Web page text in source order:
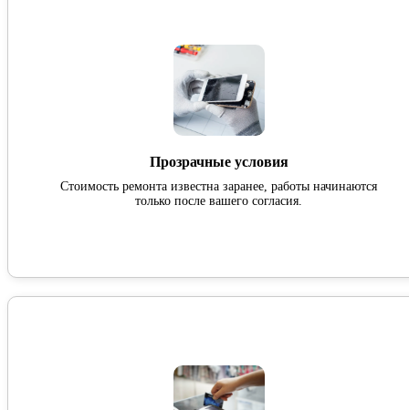
Прозрачные условия
Стоимость ремонта известна заранее, работы начинаются
только после вашего согласия.